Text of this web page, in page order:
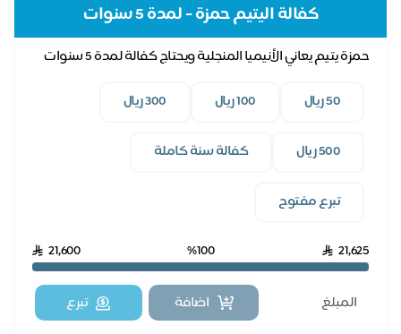
كفالة اليتيم حمزة - لمدة 5 سنوات
حمزة يتيم يعاني الأنيميا المنجلية ويحتاج كفالة لمدة 5 سنوات
كفالة سنة كاملة
تبرع مفتوح
21,625
%100
21,600
اضافة تبرع